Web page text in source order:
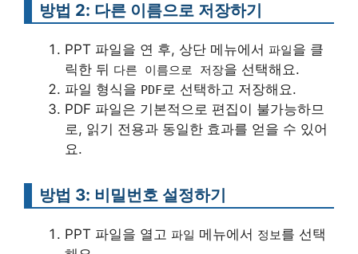
방법 2: 다른 이름으로 저장하기
PPT 파일을 연 후, 상단 메뉴에서 파일을 클
릭한 뒤 다른 이름으로 저장을 선택해요.
파일 형식을 PDF로 선택하고 저장해요.
PDF 파일은 기본적으로 편집이 불가능하므
로, 읽기 전용과 동일한 효과를 얻을 수 있어
요.
방법 3: 비밀번호 설정하기
PPT 파일을 열고 파일 메뉴에서 정보를 선택